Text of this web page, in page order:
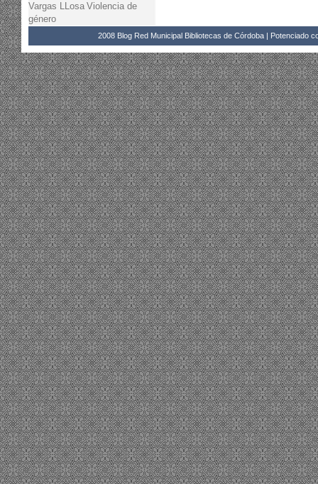
Vargas LLosa Violencia de
género
2008 Blog Red Municipal Bibliotecas de Córdoba | Potenciado